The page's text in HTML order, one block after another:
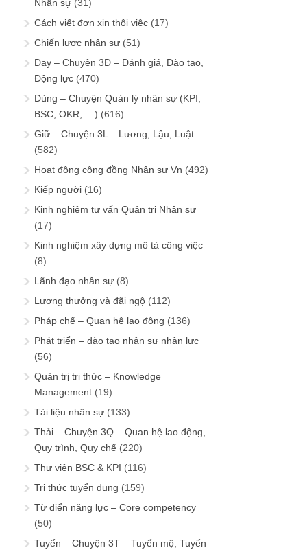
Nhân sự (31)
Cách viết đơn xin thôi việc (17)
Chiến lược nhân sự (51)
Dạy – Chuyện 3Đ – Đánh giá, Đào tạo,
Động lực (470)
Dùng – Chuyện Quản lý nhân sự (KPI,
BSC, OKR, …) (616)
Giữ – Chuyện 3L – Lương, Lậu, Luật
(582)
Hoạt động cộng đồng Nhân sự Vn (492)
Kiếp người (16)
Kinh nghiệm tư vấn Quản trị Nhân sự
(17)
Kinh nghiệm xây dựng mô tả công việc
(8)
Lãnh đạo nhân sự (8)
Lương thưởng và đãi ngộ (112)
Pháp chế – Quan hệ lao động (136)
Phát triển – đào tạo nhân sự nhân lực
(56)
Quản trị tri thức – Knowledge
Management (19)
Tài liệu nhân sự (133)
Thải – Chuyện 3Q – Quan hệ lao động,
Quy trình, Quy chế (220)
Thư viện BSC & KPI (116)
Tri thức tuyển dụng (159)
Từ điển năng lực – Core competency
(50)
Tuyển – Chuyện 3T – Tuyển mộ, Tuyển